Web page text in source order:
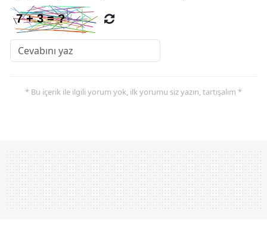
* Bu içerik ile ilgili yorum yok, ilk yorumu siz yazın, tartışalım *